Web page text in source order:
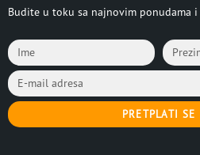
Budite u toku sa najnovim ponudama i
PRETPLATI SE